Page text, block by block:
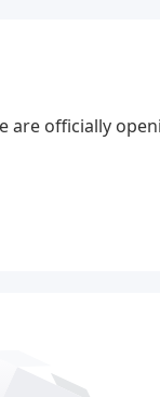
уровень шума,
officially